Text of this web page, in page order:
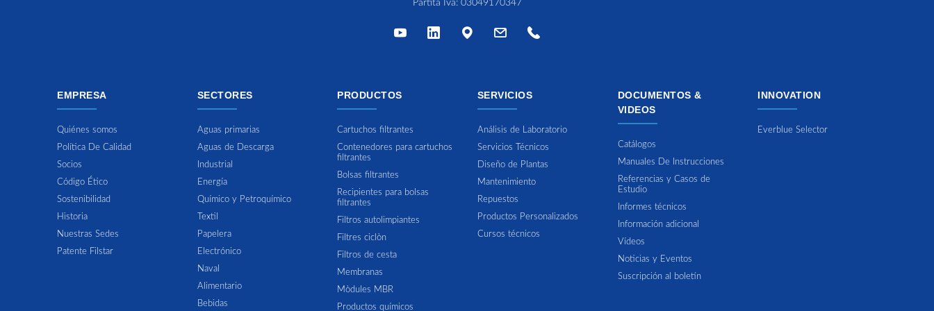
Partita Iva: 03049170347
EMPRESA
Quiénes somos
Política De Calidad
Socios
Código Ético
Sostenibilidad
Historia
Nuestras Sedes
Patente Filstar
SECTORES
Aguas primarias
Aguas de Descarga
Industrial
Energía
Químico y Petroquímico
Textil
Papelera
Electrónico
Naval
Alimentario
Bebidas
PRODUCTOS
Cartuchos filtrantes
Contenedores para cartuchos
filtrantes
Bolsas filtrantes
Recipientes para bolsas
filtrantes
Filtros autolimpiantes
Filtres ciclòn
Filtros de cesta
Membranas
Mòdules MBR
Productos químicos
SERVICIOS
Análisis de Laboratorio
Servicios Técnicos
Diseño de Plantas
Mantenimiento
Repuestos
Productos Personalizados
Cursos técnicos
DOCUMENTOS &
VIDEOS
Catálogos
Manuales De Instrucciones
Referencias y Casos de
Estudio
Informes técnicos
Información adicional
Vídeos
Noticias y Eventos
Suscripción al boletín
INNOVATION
Everblue Selector